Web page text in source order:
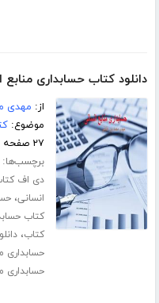
دانلود کتاب حسابداری منابع
از: مهدی
موضوع:
۲۷ صفحه
برچسب‌ها:
دی اف
انسانی،
کتاب
کتاب،
حسابداری
حسابداری